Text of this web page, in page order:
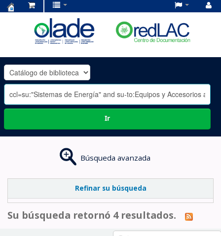
OLADE
-
Ir
Búsqueda avanzada
Refinar su búsqueda
Su búsqueda retornó 4 resultados.